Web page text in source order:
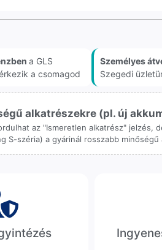
a GLS
a csomagod
Személyes
Szegedi
alkatrészekre (pl. új
az "Ismeretlen alkatrész"
S-széria) a gyárinál rosszabb